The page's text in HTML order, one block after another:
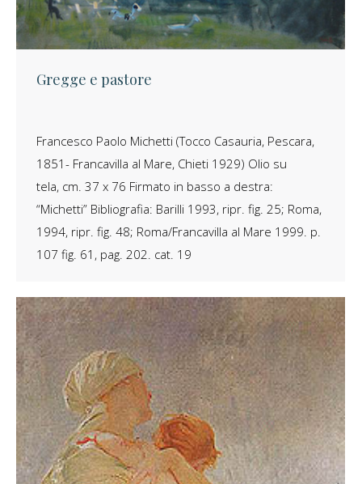
Gregge e pastore
Francesco Paolo Michetti (Tocco Casauria, Pescara,
1851- Francavilla al Mare, Chieti 1929) Olio su
tela, cm. 37 x 76 Firmato in basso a destra:
“Michetti” Bibliografia: Barilli 1993, ripr. fig. 25; Roma,
1994, ripr. fig. 48; Roma/Francavilla al Mare 1999. p.
107 fig. 61, pag. 202. cat. 19